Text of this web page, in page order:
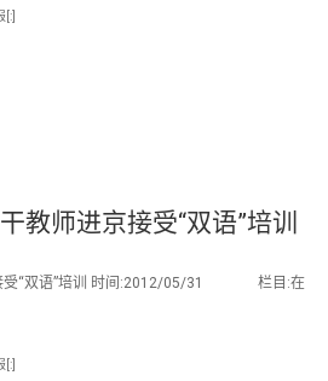
[:]
教师进京接受“双语”培训
接受“双语”培训 时间:2012/05/31 栏目:在
[:]